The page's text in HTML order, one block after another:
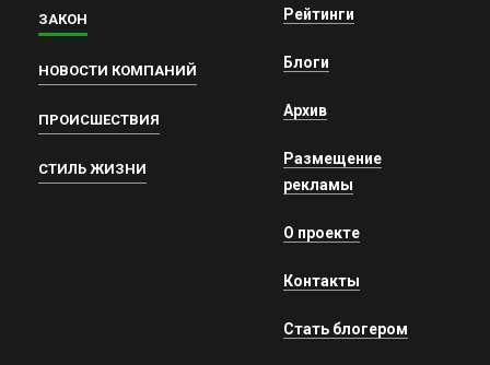
ЗАКОН
НОВОСТИ КОМПАНИЙ
ПРОИСШЕСТВИЯ
СТИЛЬ ЖИЗНИ
Рейтинги
Блоги
Архив
Размещение
рекламы
О проекте
Контакты
Стать блогером